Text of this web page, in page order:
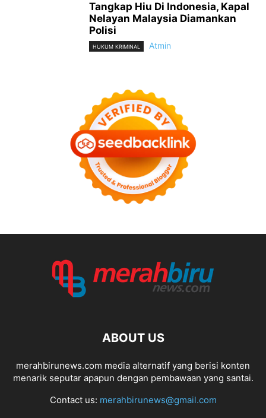
Tangkap Hiu Di Indonesia, Kapal
Nelayan Malaysia Diamankan
Polisi
HUKUM KRIMINAL Atmin
ABOUT US
merahbirunews.com media alternatif yang berisi konten
menarik seputar apapun dengan pembawaan yang santai.
Contact us: merahbirunews@gmail.com